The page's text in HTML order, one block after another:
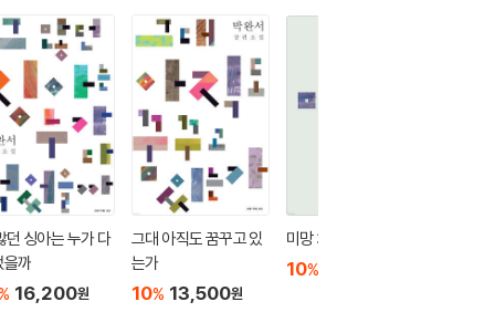
던 싱아는 누가 다
을까
16,200원
그대 아직도 꿈꾸고 있
는가
10% 13,500원
미망 3
10%